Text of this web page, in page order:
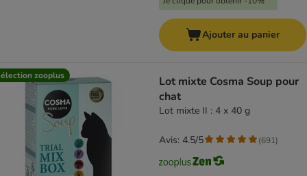
Ajouter au panier
zooplus
Lot mixte Cosma Soup pour
chat
Lot mixte II : 4 x 40 g
Avis: 4.5/5 (691)